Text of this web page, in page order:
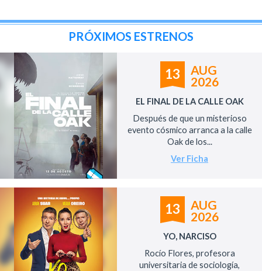
PRÓXIMOS ESTRENOS
13
AUG
2026
EL FINAL DE LA CALLE OAK
Después de que un misterioso
evento cósmico arranca a la calle
Oak de los...
Ver Ficha
13
AUG
2026
YO, NARCISO
Rocío Flores, profesora
universitaria de sociología,